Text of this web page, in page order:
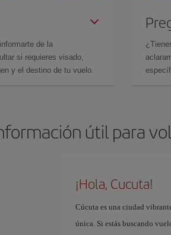
de la
si requieres visado,
y el destino de tu vuelo.
útil para
¡Hola, Cucuta!
Cúcuta es una ciudad
única. Si estás buscando